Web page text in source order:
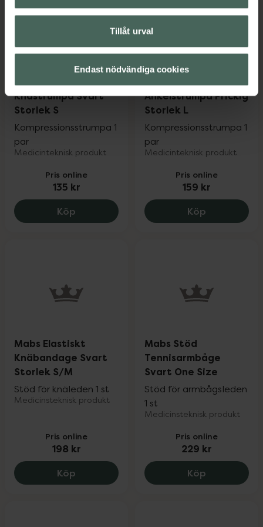
Tillåt urval
Endast nödvändiga cookies
Mabs Bomull
Knästrumpa Svart
Storlek S
Kompressionsstrumpa 1
par
Medicinteknisk produkt
Pris online
135 kr
Köp Mabs Bomull Knästrumpa Svart Storlek
Ankelstrumpa Prickig
Storlek L
Kompressionsstrumpa 1
par
Medicinteknisk produkt
Pris online
159 kr
Köp Mabs
Mabs Elastiskt
Knäbandage Svart
Storlek S/M
Stöd för knäleden 1 st
Medicinsteknisk produkt
Pris online
198 kr
Köp Mabs Elastiskt Knäbandage Svart
Mabs Stöd
Tennisarmbåge
Svart One Size
Stöd för armbågsleden
1 st
Medicinsteknisk produkt
Pris online
229 kr
Köp Mabs